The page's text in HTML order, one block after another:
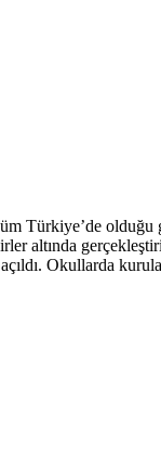
olduğu
altında
Okullarda